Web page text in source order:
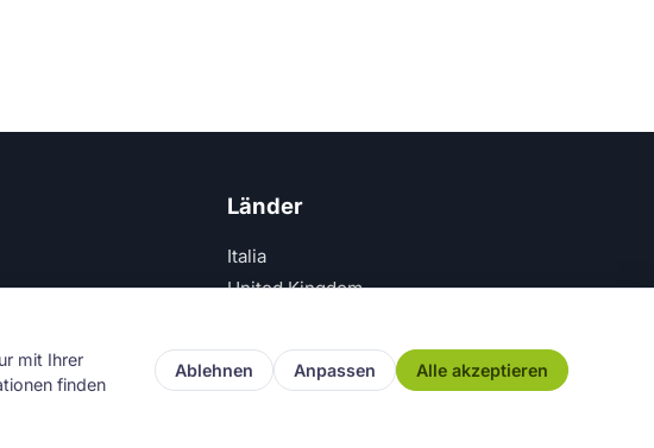
Länder
Italia
United Kingdom
España
mit Ihrer
finden
Ablehnen Anpassen Alle akzeptieren